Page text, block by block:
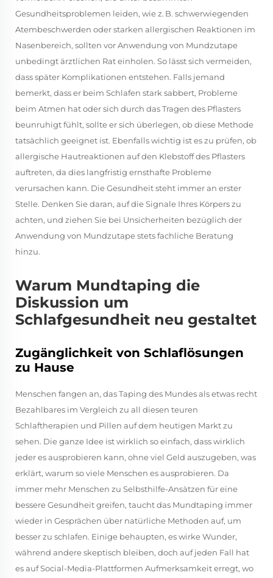
Gesundheitsproblemen leiden, wie z. B. schwerwiegenden
Atembeschwerden oder starken allergischen Reaktionen im
Nasenbereich, sollten vor Anwendung von Mundzutape
unbedingt ärztlichen Rat einholen. So lässt sich vermeiden,
dass später Komplikationen entstehen. Falls jemand
bemerkt, dass er beim Schlafen stark sabbert, Probleme
beim Atmen hat oder sich durch das Tragen des Pflasters
beunruhigt fühlt, sollte er sich überlegen, ob diese Methode
tatsächlich geeignet ist. Ebenfalls wichtig ist es zu prüfen, ob
allergische Hautreaktionen auf den Klebstoff des Pflasters
auftreten, da dies langfristig ernsthafte Probleme
verursachen kann. Die Gesundheit steht immer an erster
Stelle. Denken Sie daran, auf die Signale Ihres Körpers zu
achten, und ziehen Sie bei Unsicherheiten bezüglich der
Anwendung von Mundzutape stets fachliche Beratung
hinzu.
Warum Mundtaping die
Diskussion um
Schlafgesundheit neu gestaltet
Zugänglichkeit von Schlaflösungen
zu Hause
Menschen fangen an, das Taping des Mundes als etwas recht
Bezahlbares im Vergleich zu all diesen teuren
Schlaftherapien und Pillen auf dem heutigen Markt zu
sehen. Die ganze Idee ist wirklich so einfach, dass wirklich
jeder es ausprobieren kann, ohne viel Geld auszugeben, was
erklärt, warum so viele Menschen es ausprobieren. Da
immer mehr Menschen zu Selbsthilfe-Ansätzen für eine
bessere Gesundheit greifen, taucht das Mundtaping immer
wieder in Gesprächen über natürliche Methoden auf, um
besser zu schlafen. Einige behaupten, es wirke Wunder,
während andere skeptisch bleiben, doch auf jeden Fall hat
es auf Social-Media-Plattformen Aufmerksamkeit erregt, wo